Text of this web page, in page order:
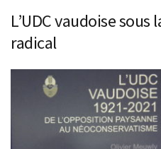
L’UDC vaudoise
radical